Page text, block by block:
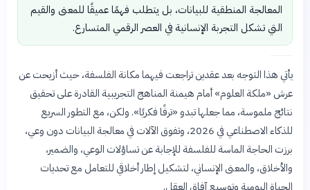
المعالجة المنطقية للبيانات، بل يتطلب فهمًا عميقًا للمعنى والقيم
التي تشكل التجربة الإنسانية في العصر الرقمي المتسارع.
يأتي هذا التوجه بعد عقدين تراجعت فيهما مكانة الفلسفة، حيث أزيحت عن
عرش «ملكة العلوم» أمام هيمنة المناهج التجريبية القادرة على تحقيق
نتائج ملموسة، مما جعلها تبدو «ترفًا فكريًا». ولكن، مع التطور السريع
للذكاء الاصطناعي في 2026، وتفوق الآلات في معالجة البيانات دون وعي،
برزت الحاجة الماسة للفلسفة للإجابة عن تساؤلات الوعي، والضمير،
والأخلاق، والمعنى الإنساني، لتشكيل إطار أخلاقي للتعامل مع تحديات
الحياة اليومية وتوسيع آفاق العقل.